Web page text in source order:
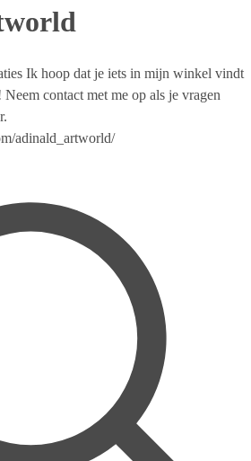
Ik hoop dat je iets in mijn winkel vindt
contact met me op als je vragen
adinald_artworld/